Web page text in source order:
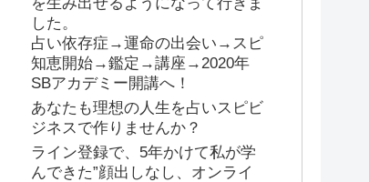
した。
占い依存症→運命の出会い→スピ
知恵開始→鑑定→講座→2020年
SBアカデミー開講へ！
あなたも理想の人生を占いスピビ
ジネスで作りませんか？
ライン登録で、5年かけて私が学
んできた”顔出しなし、オンライ